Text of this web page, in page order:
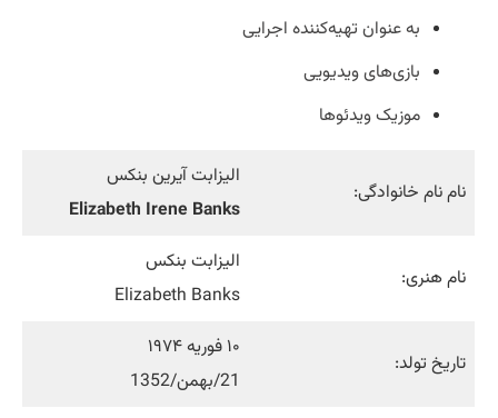
به عنوان تهیه‌کننده اجرایی
بازی‌های ویدیویی
موزیک ویدئوها
نام نام خانوادگی:
الیزابت آیرین بنکس
Elizabeth Irene Banks
نام هنری:
الیزابت بنکس
Elizabeth Banks
تاریخ تولد:
۱۰ فوریه ۱۹۷۴
21/بهمن/1352